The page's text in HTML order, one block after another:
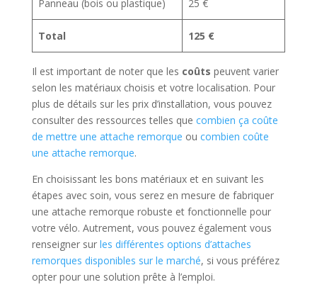
Panneau (bois ou plastique) 25 €
Total 125 €
Il est important de noter que les coûts peuvent varier
selon les matériaux choisis et votre localisation. Pour
plus de détails sur les prix d’installation, vous pouvez
consulter des ressources telles que combien ça coûte
de mettre une attache remorque ou combien coûte
une attache remorque.
En choisissant les bons matériaux et en suivant les
étapes avec soin, vous serez en mesure de fabriquer
une attache remorque robuste et fonctionnelle pour
votre vélo. Autrement, vous pouvez également vous
renseigner sur les différentes options d’attaches
remorques disponibles sur le marché, si vous préférez
opter pour une solution prête à l’emploi.